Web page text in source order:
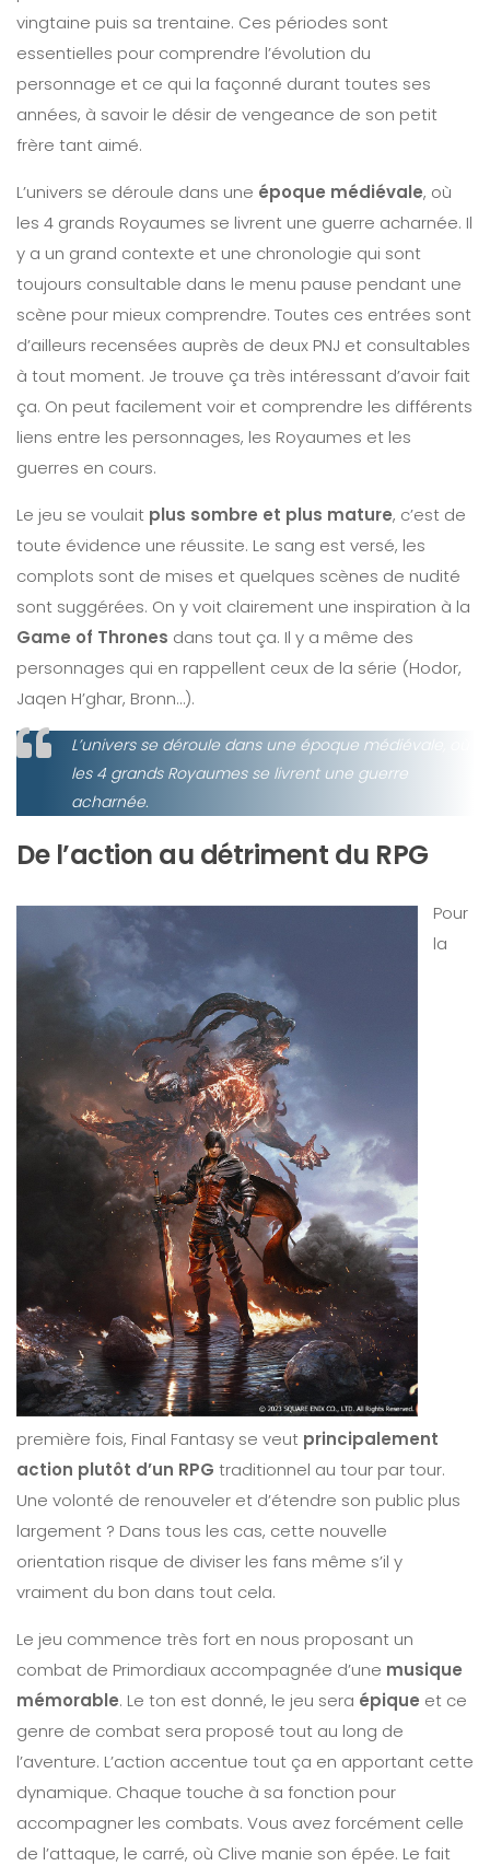
vingtaine puis sa trentaine. Ces périodes sont
essentielles pour comprendre l’évolution du
personnage et ce qui la façonné durant toutes ses
années, à savoir le désir de vengeance de son petit
frère tant aimé.
L’univers se déroule dans une époque médiévale, où
les 4 grands Royaumes se livrent une guerre acharnée. Il
y a un grand contexte et une chronologie qui sont
toujours consultable dans le menu pause pendant une
scène pour mieux comprendre. Toutes ces entrées sont
d’ailleurs recensées auprès de deux PNJ et consultables
à tout moment. Je trouve ça très intéressant d’avoir fait
ça. On peut facilement voir et comprendre les différents
liens entre les personnages, les Royaumes et les
guerres en cours.
Le jeu se voulait plus sombre et plus mature, c’est de
toute évidence une réussite. Le sang est versé, les
complots sont de mises et quelques scènes de nudité
sont suggérées. On y voit clairement une inspiration à la
Game of Thrones dans tout ça. Il y a même des
personnages qui en rappellent ceux de la série (Hodor,
Jaqen H’ghar, Bronn…).
L’univers se déroule dans une époque médiévale, où
les 4 grands Royaumes se livrent une guerre
acharnée.
De l’action au détriment du RPG
Pour
la
première fois, Final Fantasy se veut principalement
action plutôt d’un RPG traditionnel au tour par tour.
Une volonté de renouveler et d’étendre son public plus
largement ? Dans tous les cas, cette nouvelle
orientation risque de diviser les fans même s’il y
vraiment du bon dans tout cela.
Le jeu commence très fort en nous proposant un
combat de Primordiaux accompagnée d’une musique
mémorable. Le ton est donné, le jeu sera épique et ce
genre de combat sera proposé tout au long de
l’aventure. L’action accentue tout ça en apportant cette
dynamique. Chaque touche à sa fonction pour
accompagner les combats. Vous avez forcément celle
de l’attaque, le carré, où Clive manie son épée. Le fait